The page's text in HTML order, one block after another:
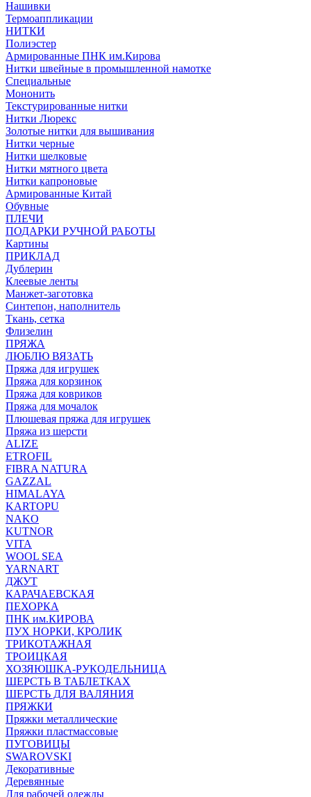
Нашивки
Термоаппликации
НИТКИ
Полиэстер
Армированные ПНК им.Кирова
Нитки швейные в промышленной намотке
Специальные
Мононить
Текстурированные нитки
Нитки Люрекс
Золотые нитки для вышивания
Нитки черные
Нитки шелковые
Нитки мятного цвета
Нитки капроновые
Армированные Китай
Обувные
ПЛЕЧИ
ПОДАРКИ РУЧНОЙ РАБОТЫ
Картины
ПРИКЛАД
Дублерин
Клеевые ленты
Манжет-заготовка
Синтепон, наполнитель
Ткань, сетка
Флизелин
ПРЯЖА
ЛЮБЛЮ ВЯЗАТЬ
Пряжа для игрушек
Пряжа для корзинок
Пряжа для ковриков
Пряжа для мочалок
Плюшевая пряжа для игрушек
Пряжа из шерсти
ALIZE
ETROFIL
FIBRA NATURA
GAZZAL
HIMALAYA
KARTOPU
NAKO
KUTNOR
VITA
WOOL SEA
YARNART
ДЖУТ
КАРАЧАЕВСКАЯ
ПЕХОРКА
ПНК им.КИРОВА
ПУХ НОРКИ, КРОЛИК
ТРИКОТАЖНАЯ
ТРОИЦКАЯ
ХОЗЯЮШКА-РУКОДЕЛЬНИЦА
ШЕРСТЬ В ТАБЛЕТКАХ
ШЕРСТЬ ДЛЯ ВАЛЯНИЯ
ПРЯЖКИ
Пряжки металлические
Пряжки пластмассовые
ПУГОВИЦЫ
SWAROVSKI
Декоративные
Деревянные
Для рабочей одежды